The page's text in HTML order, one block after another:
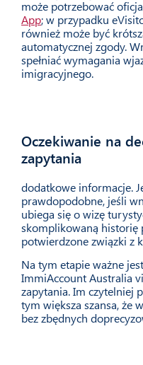
może potrzebować
App; w przypadku
również może być
automatycznej zgody.
spełniać wymagania
imigracyjnego.
Oczekiwanie na
zapytania
dodatkowe informacje.
prawdopodobne, jeśli
ubiega się o wizę
skomplikowaną historię
potwierdzone związki z
Na tym etapie ważne
ImmiAccount Australia
zapytania. Im czytelniej
tym większa szansa, że
bez zbędnych